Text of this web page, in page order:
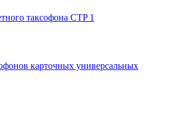
таксофона CTP 1
карточных универсальных